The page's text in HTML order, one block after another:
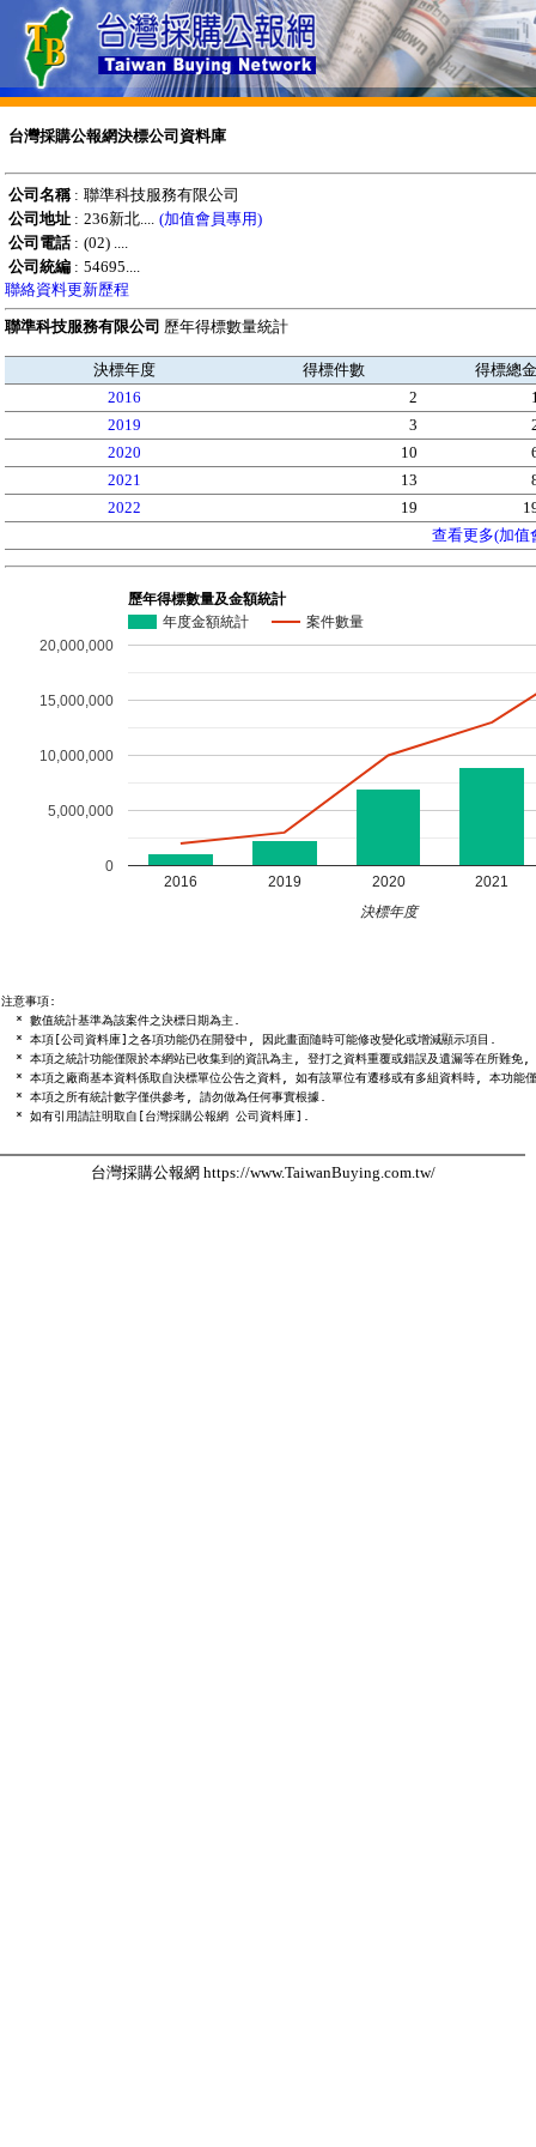
台灣採購公報網決標公司資料庫
公司名稱: 聯準科技服務有限公司
公司地址 : 236新北.... (加值會員專用)
公司電話: (02) ....
公司統編 : 54695....
聯絡資料更新歷程
聯準科技服務有限公司 歷年得標數量統計
決標年度 得標件數
得標總
2016
2
2019
3
2020
10
2021
13
2022
19
查看更多(加值
歷年得標數量及金額統計
年度金額統計
案件數量
2016 2019 2020 2021
0
5,000,000
10,000,000
15,000,000
20,000,000
決標年度
注意事項:
  * 數值統計基準為該案件之決標日期為主.
  * 本項[公司資料庫]之各項功能仍在開發中, 因此畫面隨時可能修改變化或增減顯示項目.
* 本項之統計功能僅限於本網站已收集到的資訊為主, 登打之資料重覆或錯誤及遺漏等在所難免,
* 本項之廠商基本資料係取自決標單位公告之資料, 如有該單位有遷移或有多組資料時, 本功能
  * 本項之所有統計數字僅供參考, 請勿做為任何事實根據.
台灣採購公報網 https://www.TaiwanBuying.com.tw/